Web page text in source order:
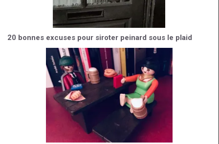
20 bonnes excuses pour siroter peinard sous le plaid